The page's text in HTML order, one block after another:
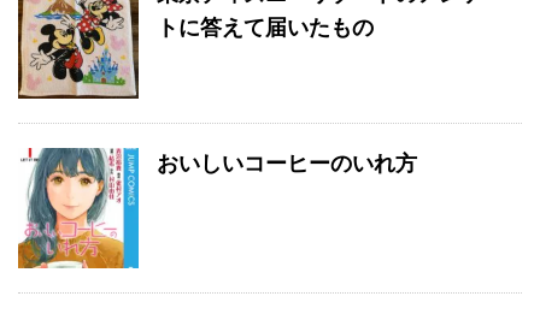
トに答えて届いたもの
おいしいコーヒーのいれ方